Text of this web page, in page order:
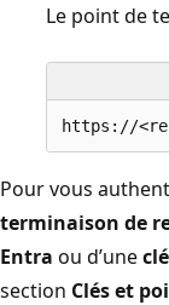
Le point de
Pour vous
terminaison de
Entra ou d’une
section Clés et